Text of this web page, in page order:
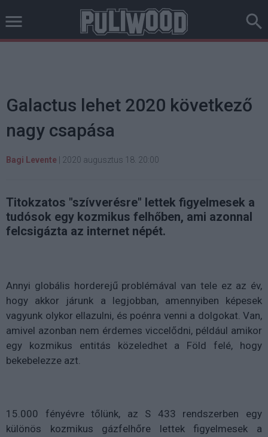
Galactus lehet 2020 következő
nagy csapása
Bagi Levente 2020 augusztus 18. 20:00
Titokzatos "szívverésre" lettek figyelmesek a
tudósok egy kozmikus felhőben, ami azonnal
felcsigázta az internet népét.
Annyi globális horderejű problémával van tele ez az év,
hogy akkor járunk a legjobban, amennyiben képesek
vagyunk olykor ellazulni, és poénra venni a dolgokat. Van,
amivel azonban nem érdemes viccelődni, például amikor
egy kozmikus entitás közeledhet a Föld felé, hogy
bekebelezze azt.
15.000 fényévre tőlünk, az S 433 rendszerben egy
különös kozmikus gázfelhőre lettek figyelmesek a